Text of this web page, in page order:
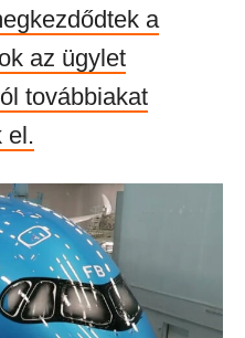
a
az ügylet
továbbiakat
el.